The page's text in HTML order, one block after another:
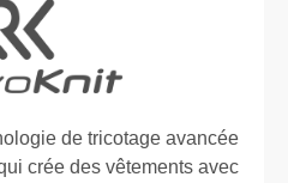
de tricotage avancée
crée des vêtements avec